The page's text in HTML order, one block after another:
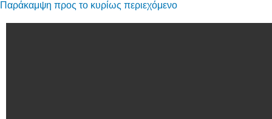
Παράκαμψη προς το κυρίως περιεχόμενο